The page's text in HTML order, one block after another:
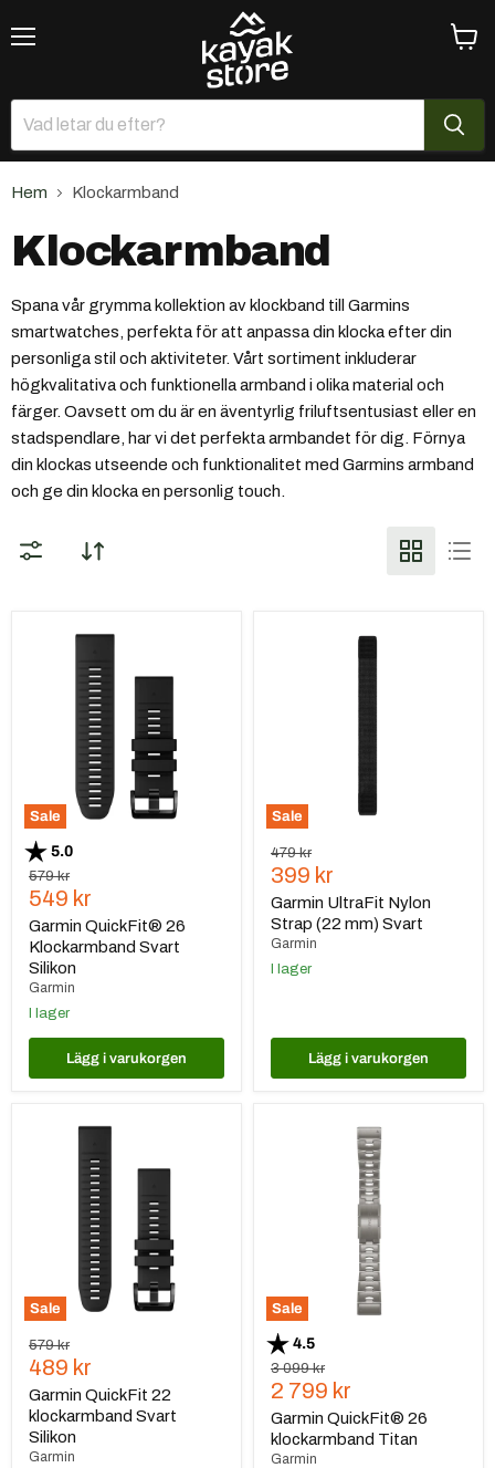
Hem Klockarmband
Klockarmband
Spana vår grymma kollektion av klockband till Garmins
smartwatches, perfekta för att anpassa din klocka efter din
personliga stil och aktiviteter. Vårt sortiment inkluderar
högkvalitativa och funktionella armband i olika material och
färger. Oavsett om du är en äventyrlig friluftsentusiast eller en
stadspendlare, har vi det perfekta armbandet för dig. Förnya
din klockas utseende och funktionalitet med Garmins armband
och ge din klocka en personlig touch.
Sale
Klockarmband
Betyg:
5.0
Ursprungspris
579 kr
Nuvarande
pris
549 kr
Garmin QuickFit® 26
Klockarmband Svart
Silikon
Garmin
I lager
Lägg i varukorgen
Sale
Ursprungspris
479 kr
Nuvarande
pris
399 kr
Garmin UltraFit Nylon
Strap (22 mm) Svart
Garmin
I lager
Lägg i varukorgen
Sale
klockarmband
Ursprungspris
579 kr
Nuvarande
pris
489 kr
Garmin QuickFit 22
klockarmband Svart
Silikon
Garmin
Sale
klockarmband
Betyg:
4.5
Ursprungspris
3 099 kr
Nuvarande
pris
2 799 kr
Garmin QuickFit® 26
klockarmband Titan
Garmin